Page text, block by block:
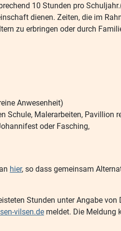
10 Stunden pro
dienen. Zeiten, die im
zu erbringen oder durch
Anwesenheit)
Schule, Malerarbeiten, Pavillion
oder Fasching,
hier, so dass gemeinsam
Stunden unter Angabe
vilsen.de meldet. Die Meldung